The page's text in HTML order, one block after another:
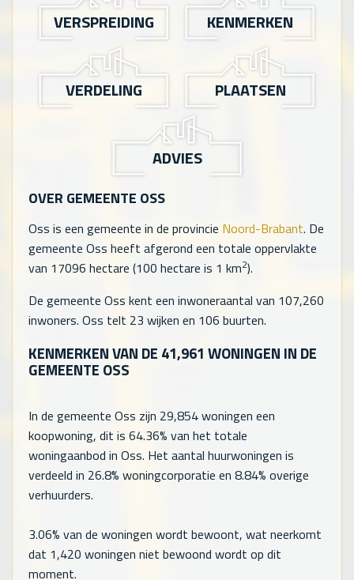
VERSPREIDING KENMERKEN
VERDELING PLAATSEN
ADVIES
OVER GEMEENTE OSS
Oss is een gemeente in de provincie Noord-Brabant. De
gemeente Oss heeft afgerond een totale oppervlakte
van 17096 hectare (100 hectare is 1 km2).
De gemeente Oss kent een inwoneraantal van 107,260
inwoners. Oss telt 23 wijken en 106 buurten.
KENMERKEN VAN DE 41,961 WONINGEN IN DE
GEMEENTE OSS
In de gemeente Oss zijn 29,854woningen een
koopwoning, dit is 64.36% van het totale
woningaanbod in Oss. Het aantal huurwoningen is
verdeeld in 26.8% woningcorporatie en 8.84% overige
verhuurders.
3.06% van de woningen wordt bewoont, wat neerkomt
dat 1,420 woningen niet bewoond wordt op dit
moment.